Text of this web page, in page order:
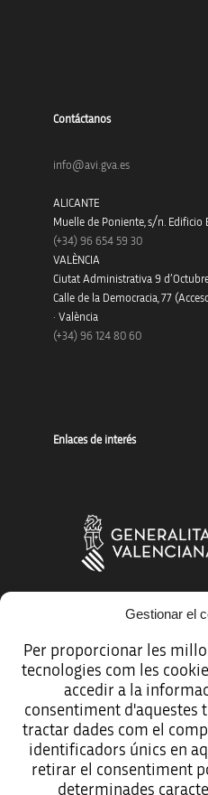
Gestionar el
Per proporcionar les
tecnologies com les
accedir a la
consentiment d'aquestes
tractar dades com el
identificadors únics en
retirar el consentiment
determinades
Contáctanos
info@avi.gva.es
ALICANTE
Muelle de Poniente, s/n. Edificio
(+34) 96 654 59 30
VALÈNCIA
Ciutat Administrativa 9
Calle de la Democracia, 77
· València
(+34) 96 124 80 60
Enlaces de interés
Avíso legal
Política de protección de datos